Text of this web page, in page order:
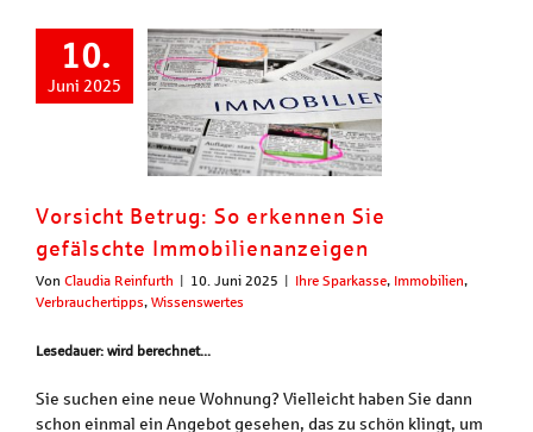
10.
Juni 2025
Vorsicht Betrug: So erkennen Sie
gefälschte Immobilienanzeigen
Von Claudia Reinfurth | 10. Juni 2025 | Ihre Sparkasse, Immobilien,
Verbrauchertipps, Wissenswertes
Lesedauer: wird berechnet...
Sie suchen eine neue Wohnung? Vielleicht haben Sie dann
schon einmal ein Angebot gesehen, das zu schön klingt, um